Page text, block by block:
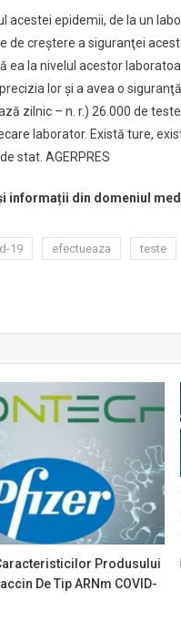
epidemii, de la un
de creştere a siguranţei
la nivelul acestor
lor şi a avea o
zilnic – n. r.) 26.000 de
laborator. Există ture,
stat. AGERPRES
informații din domeniul
19 efectueaza teste
Produsului
De Tip ARNm COVID-